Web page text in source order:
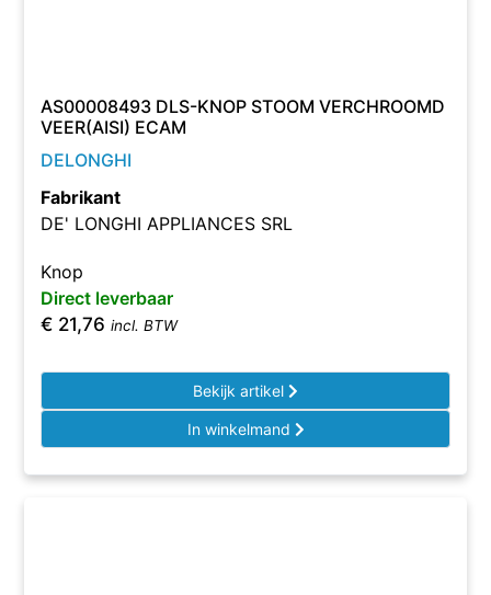
AS00008493 DLS-KNOP STOOM VERCHROOMD
VEER(AISI) ECAM
DELONGHI
Fabrikant
DE' LONGHI APPLIANCES SRL
Knop
Direct leverbaar
€ 21,76 incl. BTW
Bekijk artikel
In winkelmand